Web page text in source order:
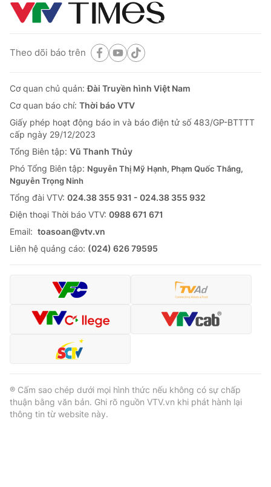
Theo dõi báo trên
Cơ quan chủ quản:Đài Truyền hình Việt Nam
Cơ quan báo chí: Thời báo VTV
Giấy phép hoạt động báo in và báo điện tử số 483/GP-BTTTT
cấp ngày 29/12/2023
Tổng Biên tập: Vũ Thanh Thủy
Phó Tổng Biên tập: Nguyễn Thị Mỹ Hạnh, Phạm Quốc Thắng,
Nguyễn Trọng Ninh
Tổng đài VTV: 024.38 355 931 - 024.38 355 932
Ðiện thoại Thời báo VTV: 0988 671 671
Email: toasoan@vtv.vn
Liên hệ quảng cáo: (024) 626 79595
® Cấm sao chép dưới mọi hình thức nếu không có sự chấp
thuận bằng văn bản. Ghi rõ nguồn VTV.vn khi phát hành lại
thông tin từ website này.